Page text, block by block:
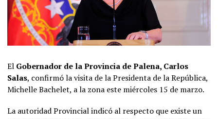
El Gobernador de la Provincia de Palena, Carlos
Salas, confirmó la visita de la Presidenta de la República,
Michelle Bachelet, a la zona este miércoles 15 de marzo.
La autoridad Provincial indicó al respecto que existe un